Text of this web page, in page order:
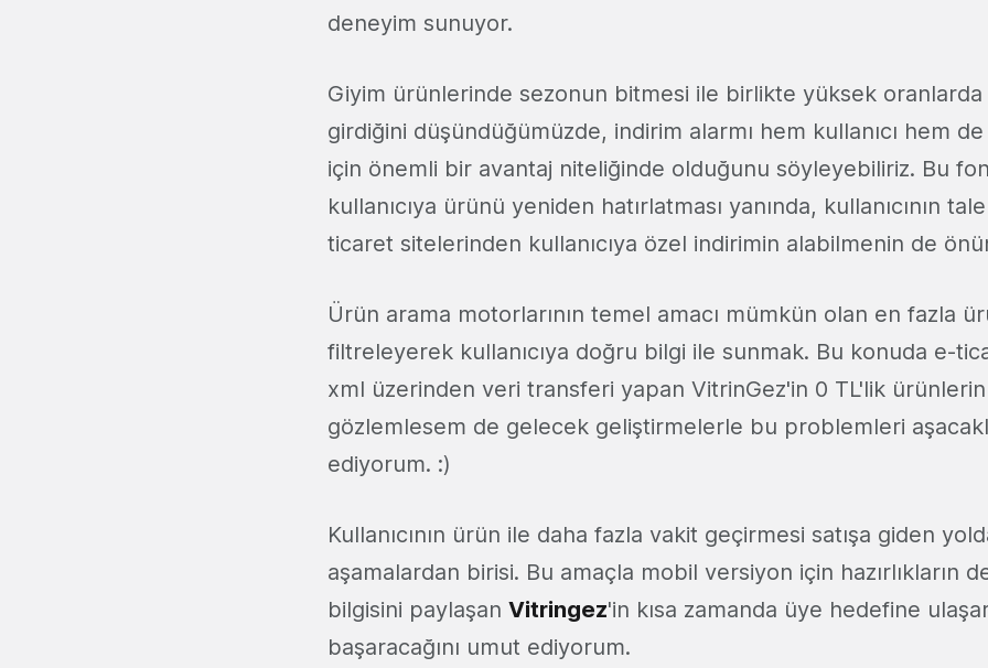
deneyim sunuyor.
Giyim ürünlerinde sezonun bitmesi ile birlikte yüksek oranlarda
girdiğini düşündüğümüzde, indirim alarmı hem kullanıcı hem
için önemli bir avantaj niteliğinde olduğunu söyleyebiliriz. Bu
kullanıcıya ürünü yeniden hatırlatması yanında, kullanıcının
ticaret sitelerinden kullanıcıya özel indirimin alabilmenin de
Ürün arama motorlarının temel amacı mümkün olan en fazla
filtreleyerek kullanıcıya doğru bilgi ile sunmak. Bu konuda e-
xml üzerinden veri transferi yapan VitrinGez'in 0 TL'lik
gözlemlesem de gelecek geliştirmelerle bu problemleri
ediyorum. :)
Kullanıcının ürün ile daha fazla vakit geçirmesi satışa giden
aşamalardan birisi. Bu amaçla mobil versiyon için hazırlıkların
bilgisini paylaşan Vitringez'in kısa zamanda üye hedefine
başaracağını umut ediyorum.